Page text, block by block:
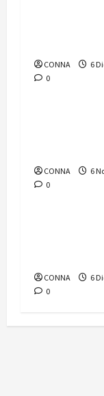
CONNA
6
0
CONNA
6
0
CONNA
6
0